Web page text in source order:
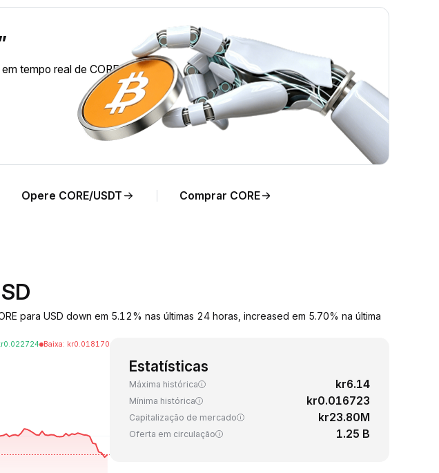
tempo real de CORE para
Opere CORE/USDT Comprar CORE
para USD down em 5.12% nas últimas 24 horas, increased em 5.70% na última
0.022724 Baixa: kr0.018170
Estatísticas
Máxima histórica kr6.14
Mínima histórica kr0.016723
Capitalização de mercado kr23.80M
Oferta em circulação 1.25 B